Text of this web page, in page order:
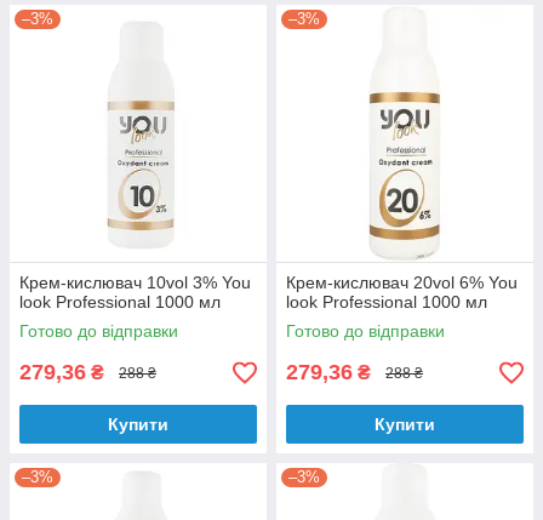
–3%
Крем-кислювач 10vol 3% You
look Professional 1000 мл
Готово до відправки
279,36 ₴ 288 ₴
Купити
–3%
Крем-кислювач 20vol 6% You
look Professional 1000 мл
Готово до відправки
279,36 ₴ 288 ₴
Купити
–3% –3%